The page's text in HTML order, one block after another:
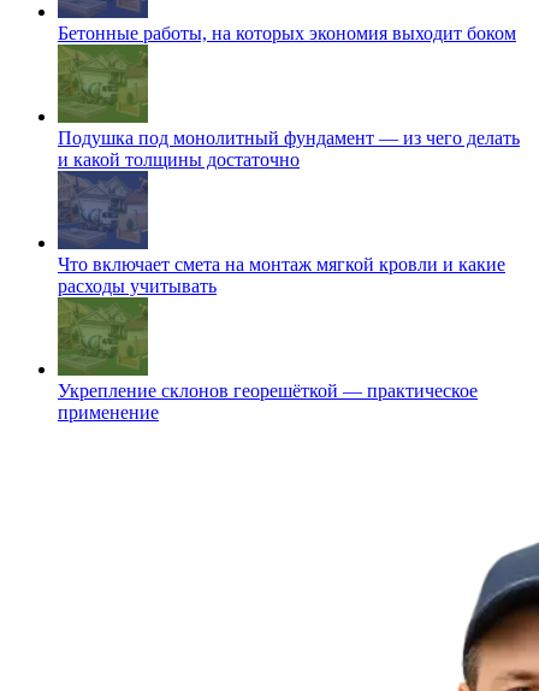
Бетонные работы, на которых экономия выходит боком
Подушка под монолитный фундамент — из чего делать
и какой толщины достаточно
Что включает смета на монтаж мягкой кровли и какие
расходы учитывать
Укрепление склонов георешёткой — практическое
применение